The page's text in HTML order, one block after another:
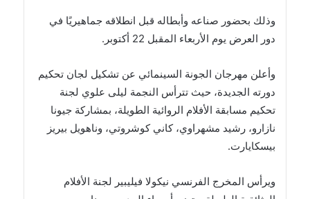
وذلك بحضور صناعه وأبطاله قبل انطلاقه جماهيريًا في
دور العرض يوم الأربعاء المقبل 22 أكتوبر.
وأعلن مهرجان الجونة السينمائي عن تشكيل لجان تحكيم
دورته الجديدة، حيث تترأس النجمة ليلى علوي لجنة
تحكيم مسابقة الأفلام الروائية الطويلة، بمشاركة جيونا
نازارو، رشيد مشهراوي، كاني كوشروتي، وناهويل بيريز
بيسكايارت.
ويرأس المخرج الفرنسي نيكولا فيليبير لجنة الأفلام